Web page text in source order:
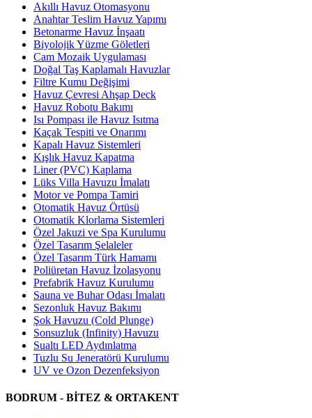
Akıllı Havuz Otomasyonu
Anahtar Teslim Havuz Yapımı
Betonarme Havuz İnşaatı
Biyolojik Yüzme Göletleri
Cam Mozaik Uygulaması
Doğal Taş Kaplamalı Havuzlar
Filtre Kumu Değişimi
Havuz Çevresi Ahşap Deck
Havuz Robotu Bakımı
Isı Pompası ile Havuz Isıtma
Kaçak Tespiti ve Onarımı
Kapalı Havuz Sistemleri
Kışlık Havuz Kapatma
Liner (PVC) Kaplama
Lüks Villa Havuzu İmalatı
Motor ve Pompa Tamiri
Otomatik Havuz Örtüsü
Otomatik Klorlama Sistemleri
Özel Jakuzi ve Spa Kurulumu
Özel Tasarım Şelaleler
Özel Tasarım Türk Hamamı
Poliüretan Havuz İzolasyonu
Prefabrik Havuz Kurulumu
Sauna ve Buhar Odası İmalatı
Sezonluk Havuz Bakımı
Şok Havuzu (Cold Plunge)
Sonsuzluk (Infinity) Havuzu
Sualtı LED Aydınlatma
Tuzlu Su Jeneratörü Kurulumu
UV ve Ozon Dezenfeksiyon
BODRUM - BİTEZ & ORTAKENT